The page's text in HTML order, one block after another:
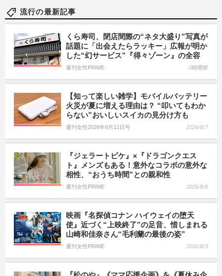
流行の最新記事
くら寿司、閉店間際の“ネタ大盛り”写真が
話題に「出会えたらラッキー」広報が明か
した“幻サービス”『得々ゾーン』の全容
週刊女性PRIME 0時間前
【知って楽しい雑学】モバイルバッテリー
火災が夏に増える理由は？ “叩いてもわか
らない”おいしいスイカの見分け方も
週刊女性2026年8月11日号 2026/8/7
『ジェラートピケ』×『ドラゴンクエス
ト』メンズもある！意外なコラボの意外な
相性、“おうち時間”との親和性
週刊女性PRIME 2026/8/6
映画『名探偵コナン ハイウェイの堕天
使』近づく“上映終了”の足音、惜しまれる
山崎和佳奈さん“毛利蘭の最後の姿”
週刊女性PRIME 2026/8/5